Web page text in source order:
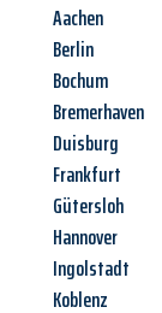
Aachen
Berlin
Bochum
Bremerhaven
Duisburg
Frankfurt
Gütersloh
Hannover
Ingolstadt
Koblenz